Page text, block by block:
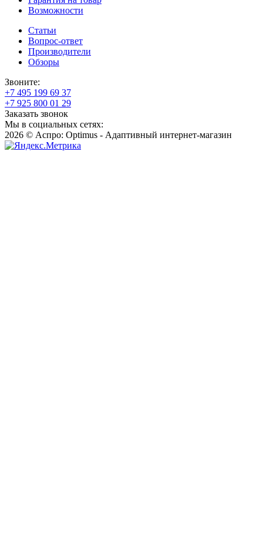
Возможности
Статьи
Вопрос-ответ
Производители
Обзоры
Звоните:
+7 495 199 69 37
+7 925 800 01 29
Заказать звонок
Мы в социальных сетях:
2026 © Аспро: Optimus - Адаптивный интернет-магазин